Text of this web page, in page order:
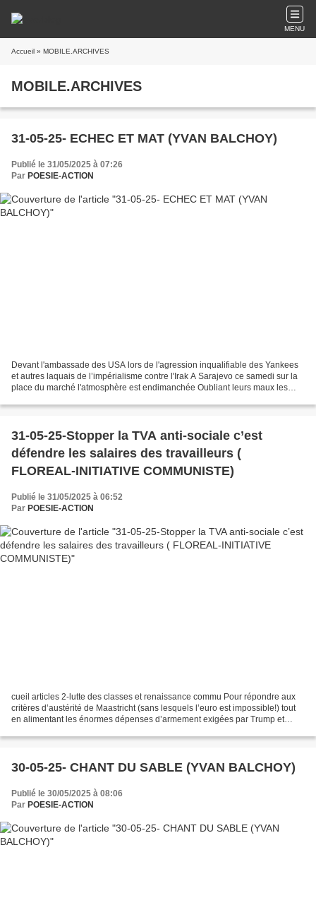
MENU
Accueil » MOBILE.ARCHIVES
MOBILE.ARCHIVES
31-05-25- ECHEC ET MAT (YVAN BALCHOY)
Publié le 31/05/2025 à 07:26
Par POESIE-ACTION
Devant l'ambassade des USA lors de l'agression inqualifiable des Yankees
et autres laquais de l’impérialisme contre l'Irak A Sarajevo ce samedi sur la
place du marché l'atmosphère est endimanchée Oubliant leurs maux les
31-05-25-Stopper la TVA anti-sociale c’est
défendre les salaires des travailleurs (
FLOREAL-INITIATIVE COMMUNISTE)
Publié le 31/05/2025 à 06:52
Par POESIE-ACTION
cueil articles 2-lutte des classes et renaissance commu Pour répondre aux
critères d’austérité de Maastricht (sans lesquels l’euro est impossible!) tout
en alimentant les énormes dépenses d’armement exigées par Trump et
30-05-25- CHANT DU SABLE (YVAN BALCHOY)
Publié le 30/05/2025 à 08:06
Par POESIE-ACTION